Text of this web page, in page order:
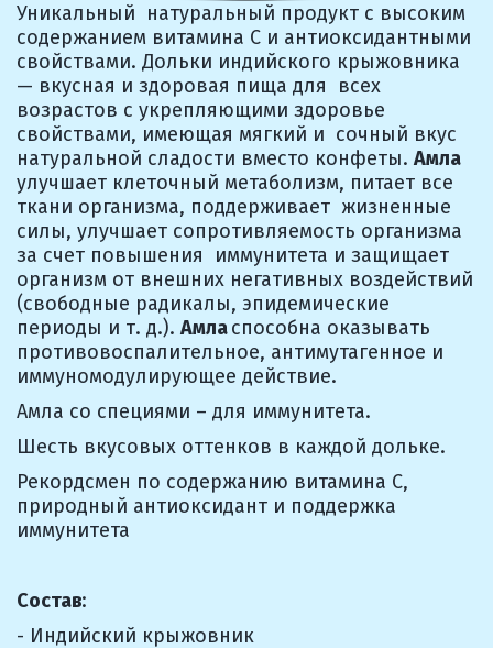
Уникальный  натуральный продукт с высоким
содержанием витамина С и антиоксидантными
свойствами. Дольки индийского крыжовника
— вкусная и здоровая пища для  всех
возрастов с укрепляющими здоровье
свойствами, имеющая мягкий и  сочный вкус
натуральной сладости вместо конфеты. Амла
улучшает клеточный метаболизм, питает все
ткани организма, поддерживает  жизненные
силы, улучшает сопротивляемость организма
за счет повышения  иммунитета и защищает
организм от внешних негативных воздействий
(свободные радикалы, эпидемические
периоды и т. д.). Амла способна оказывать
противовоспалительное, антимутагенное и
иммуномодулирующее действие.
Амла со специями – для иммунитета.
Шесть вкусовых оттенков в каждой дольке.
Рекордсмен по содержанию витамина С,
природный антиоксидант и поддержка
иммунитета
Состав:
- Индийский крыжовник